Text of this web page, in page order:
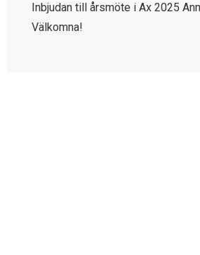
Inbjudan till årsmöte i Ax 2025
Välkomna!